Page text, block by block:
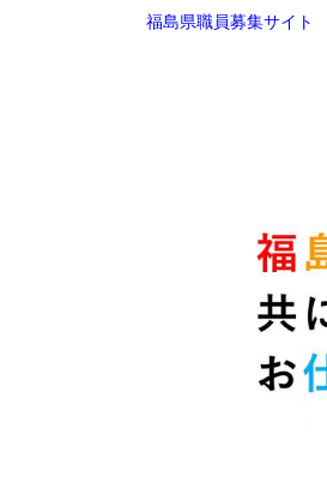
福島県職員募集サイト
福